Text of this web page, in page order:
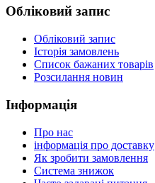
Обліковий запис
Обліковий запис
Історія замовлень
Список бажаних товарів
Розсилання новин
Інформація
Про нас
інформація про доставку
Як зробити замовлення
Система знижок